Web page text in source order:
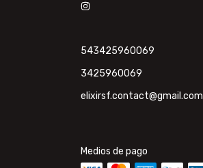
543425960069
3425960069
elixirsf.contact@gmail.com
Medios de pago